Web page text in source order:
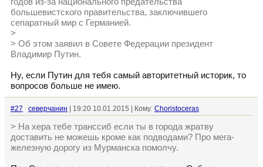
большевистского правительства, заключившего
сепаратный мир с Германией.
>
> Об этом заявил в Совете Федерации президент
Владимир Путин.
Ну, если Путин для тебя самый авторитетный историк, то
вопросов больше не имею.
#27 северчанин | 19:20 10.01.2015 | Кому: Choristoceras
> На хера тебе транссиб если ты в города жратву
доставить не можешь кроме как подводами? Про мега-
железную дорогу из Мурманска помолчу.